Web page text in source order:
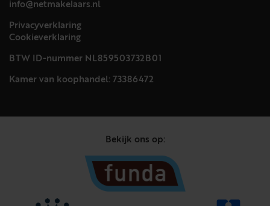
info@netmakelaars.nl
Privacyverklaring
Cookieverklaring
BTW ID-nummer NL859503732B01
Kamer van koophandel: 73386472
Bekijk ons op: